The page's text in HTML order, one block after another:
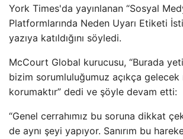
York Times'da yayınlanan “Sosyal
Platformlarında Neden Uyarı Etiketi
yazıya katıldığını söyledi.
McCourt Global kurucusu, “Burada
bizim sorumluluğumuz açıkça gelecek
korumaktır” dedi ve şöyle devam etti:
“Genel cerrahımız bu soruna dikkat
de aynı şeyi yapıyor. Sanırım bu